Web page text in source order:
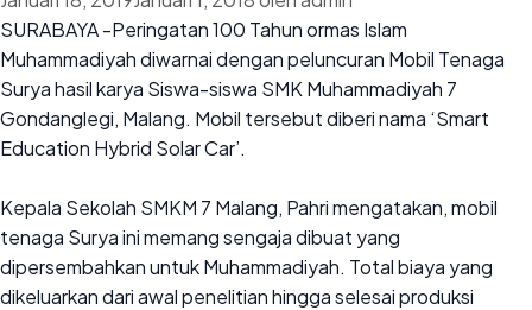
SURABAYA -Peringatan 100 Tahun ormas Islam
Muhammadiyah diwarnai dengan peluncuran Mobil Tenaga
Surya hasil karya Siswa-siswa SMK Muhammadiyah 7
Gondanglegi, Malang. Mobil tersebut diberi nama ‘Smart
Education Hybrid Solar Car’.
Kepala Sekolah SMKM 7 Malang, Pahri mengatakan, mobil
tenaga Surya ini memang sengaja dibuat yang
dipersembahkan untuk Muhammadiyah. Total biaya yang
dikeluarkan dari awal penelitian hingga selesai produksi